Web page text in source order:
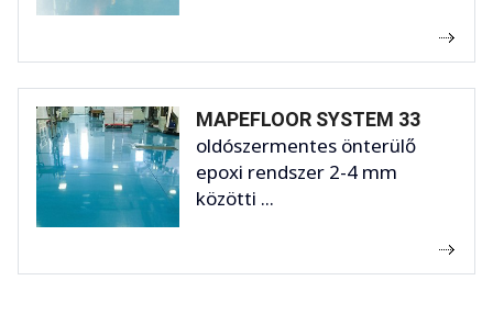
MAPEFLOOR SYSTEM 33
oldószermentes önterülő
epoxi rendszer 2-4 mm
közötti ...